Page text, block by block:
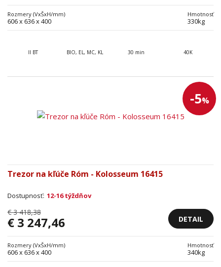
Rozmery (VxŠxH/mm)
606 x 636 x 400
Hmotnosť
330kg
II BT BIO, EL, MC, KL 30 min 40K
-5%
Trezor na kľúče Róm - Kolosseum 16415
Dostupnosť: 12-16 týždňov
€ 3 418,38
€ 3 247,46 DETAIL
Rozmery (VxŠxH/mm)
606 x 636 x 400
Hmotnosť
340kg